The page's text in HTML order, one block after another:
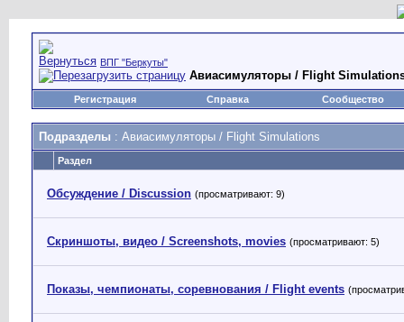
ВПГ "Беркуты"
Авиасимуляторы / Flight
Регистрация Справка Сообщество
Подразделы : Авиасимуляторы / Flight Simulations
Раздел
Обсуждение / Discussion (просматривают: 9)
Скриншоты, видео / Screenshots, movies (просматривают: 5)
Показы, чемпионаты, соревнования / Flight events